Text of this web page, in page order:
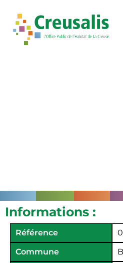
Informations :
Référence
Commune